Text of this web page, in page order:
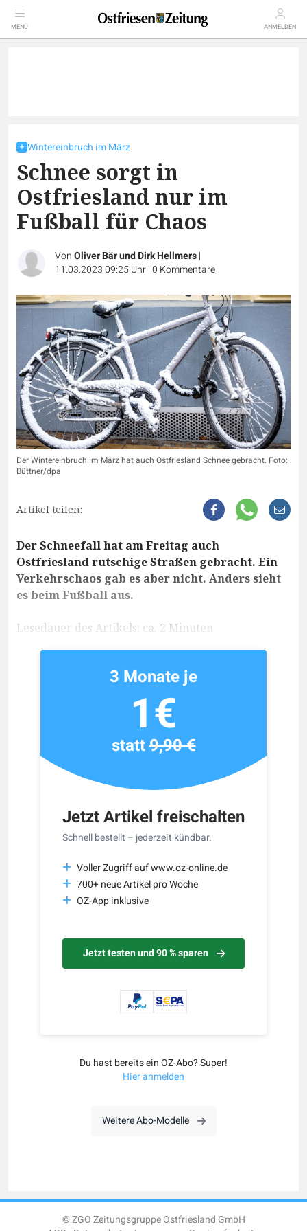
MENÜ ANMELDEN
Wintereinbruch im März
Schnee sorgt in
Ostfriesland nur im
Fußball für Chaos
VonOliver Bär und Dirk Hellmers|
11.03.2023 09:25 Uhr|0 Kommentare
Der Wintereinbruch im März hat auch Ostfriesland Schnee gebracht. Foto:
Büttner/dpa
Artikel teilen:
Der Schneefall hat am Freitag auch
Ostfriesland rutschige Straßen gebracht. Ein
Verkehrschaos gab es aber nicht. Anders sieht
es beim Fußball aus.
Lesedauer des Artikels: ca. 2 Minuten
Jetzt Artikel freischalten
Schnell bestellt – jederzeit kündbar.
Voller Zugriff auf www.oz-online.de
700+ neue Artikel pro Woche
OZ-App inklusive
Jetzt testen und 90 % sparen
3 Monate je
1€
statt9,90 €
Du hast bereits ein OZ-Abo? Super!
Hier anmelden
Weitere Abo-Modelle
© ZGO Zeitungsgruppe Ostfriesland GmbH